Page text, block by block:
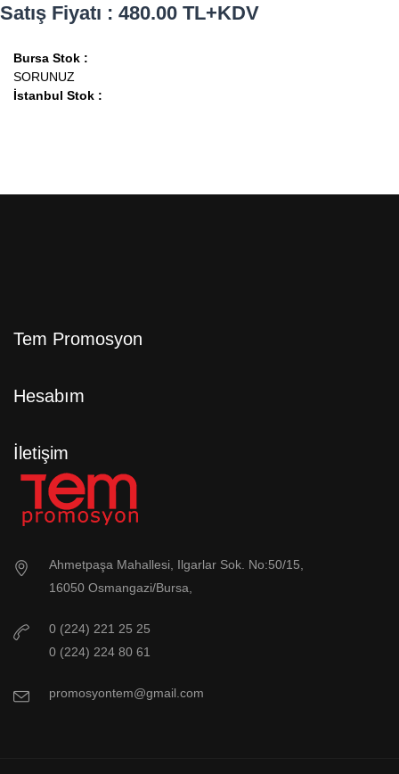
Satış Fiyatı : 480.00 TL+KDV
Bursa Stok :
SORUNUZ
İstanbul Stok :
Tem Promosyon
Hesabım
İletişim
Ahmetpaşa Mahallesi, Ilgarlar Sok. No:50/15,
16050 Osmangazi/Bursa,
0 (224) 221 25 25
0 (224) 224 80 61
promosyontem@gmail.com